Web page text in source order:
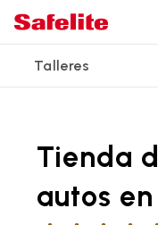
Talleres
Servicios
Reparación de
Reemplazo de
Reparación de
Recalibrado de los
Reseñas de clientes
Garantía nacional
Tienda
autos